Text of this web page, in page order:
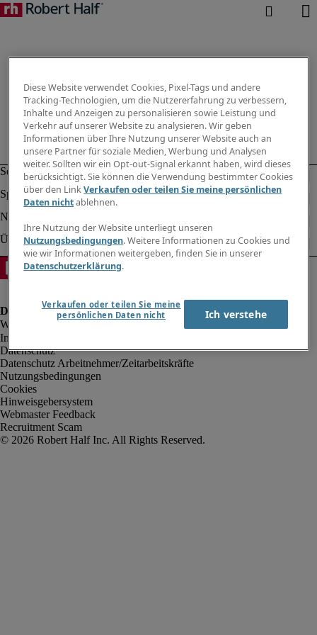
Impressum
Datenschutz
Datenschutz Arbeitnehmer/Zeitarbeitskräfte
Nutzungsbedingungen
Cookies
Hinweisgebersystem
Webmaster Feedback
Recruitment Scam
Diese Website verwendet Cookies, Pixel-Tags und andere
Tracking-Technologien, um die Nutzererfahrung zu verbessern,
Inhalte und Anzeigen zu personalisieren sowie Leistung und
Verkehr auf unserer Website zu analysieren. Wir geben
Informationen über Ihre Nutzung unserer Website auch an
unsere Partner für soziale Medien, Werbung und Analysen
weiter. Sollten wir ein Opt-out-Signal erkannt haben, wird dieses
berücksichtigt. Sie können die Verwendung bestimmter Cookies
über den LinkVerkaufen oder teilen Sie meine persönlichen
Daten nichtablehnen.
Ihre Nutzung der Website unterliegt unseren
Nutzungsbedingungen. Weitere Informationen zu Cookies und
wie wir Informationen weitergeben, finden Sie in unserer
Datenschutzerklärung.
Verkaufen oder teilen Sie meine
persönlichen Daten nicht
Ich verstehe